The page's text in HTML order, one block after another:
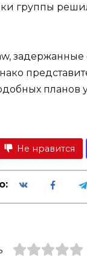
группы
планов
Не нравится